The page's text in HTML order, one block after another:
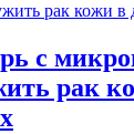
с
рак